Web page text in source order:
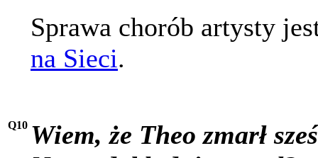
Sprawa chorób artysty
na Sieci.
Q10 Wiem, że Theo zmarł